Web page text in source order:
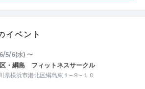
イベント
5/6(水) 〜
・綱島 フィットネスサークル
県横浜市港北区綱島東１−９−１０